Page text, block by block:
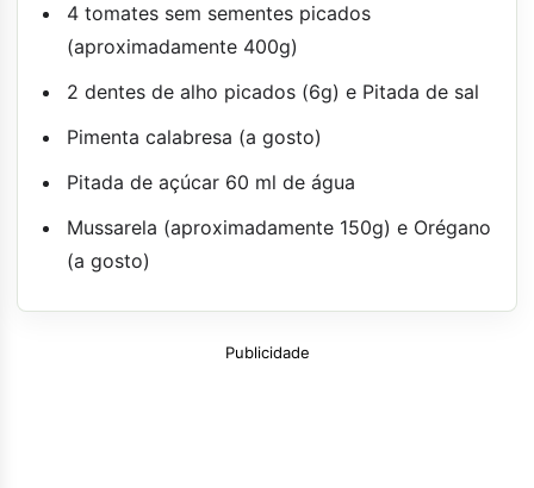
4 tomates sem sementes picados
(aproximadamente 400g)
2 dentes de alho picados (6g) e Pitada de sal
Pimenta calabresa (a gosto)
Pitada de açúcar 60 ml de água
Mussarela (aproximadamente 150g) e Orégano
(a gosto)
Publicidade